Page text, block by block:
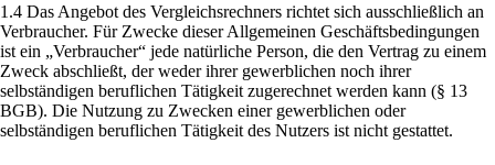
1.4 Das Angebot des Vergleichsrechners richtet sich ausschließlich an
Verbraucher. Für Zwecke dieser Allgemeinen Geschäftsbedingungen
ist ein „Verbraucher“ jede natürliche Person, die den Vertrag zu einem
Zweck abschließt, der weder ihrer gewerblichen noch ihrer
selbständigen beruflichen Tätigkeit zugerechnet werden kann (§ 13
BGB). Die Nutzung zu Zwecken einer gewerblichen oder
selbständigen beruflichen Tätigkeit des Nutzers ist nicht gestattet.